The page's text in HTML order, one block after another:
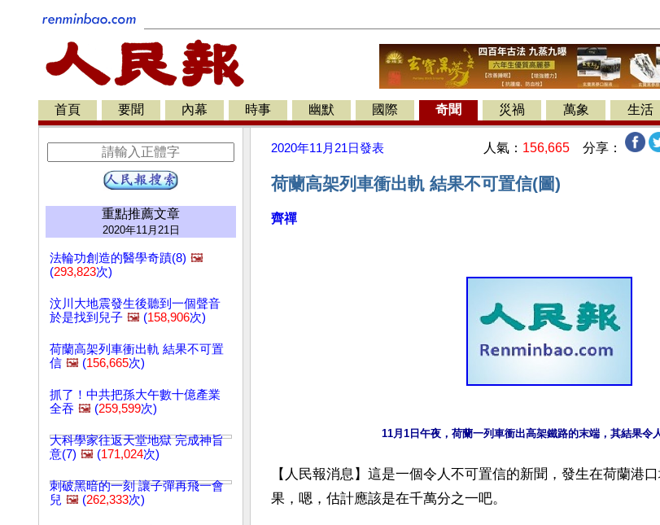
首頁 要聞 內幕 時事 幽默 國際 奇聞 災禍 萬象 生活
重點推薦文章
2020年11月21日
法輪功創造的醫學奇蹟(8) 🖼️
(293,823次)
汶川大地震發生後聽到一個聲音
於是找到兒子 🖼️ (158,906次)
荷蘭高架列車衝出軌 結果不可置
信 🖼️ (156,665次)
抓了！中共把孫大午數十億產業
全吞 🖼️ (259,599次)
大科學家往返天堂地獄 完成神旨
意(7) 🖼️ (171,024次)
刺破黑暗的一刻 讓子彈再飛一會
兒 🖼️ (262,333次)
2020年11月21日發表 人氣： 156,665 分享：
荷蘭高架列車衝出軌 結果不可置信(圖)
齊禪
11月1日午夜，荷蘭一列車衝出高架鐵路的末端，其結果令
【人民報消息】這是一個令人不可置信的新聞，發生在荷蘭港
果，嗯，估計應該是在千萬分之一吧。